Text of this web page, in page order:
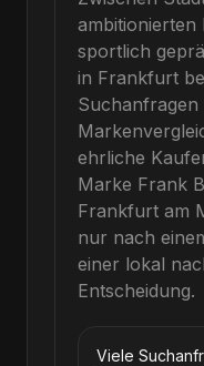
ambitionierten
sportlich
in Frankfurt
ehrliche
Marke Frank
Frankfurt am
nur nach
einer lokal
Entscheidung.
Viele